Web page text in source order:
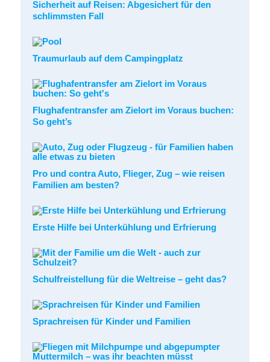
Sicherheit auf Reisen: Abgesichert für den
schlimmsten Fall
Traumurlaub auf dem Campingplatz
Flughafentransfer am Zielort im Voraus buchen:
So geht’s
Pro und contra Auto, Flieger, Zug – wie reisen
Familien am besten?
Erste Hilfe bei Unterkühlung und Erfrierung
Schulfreistellung für die Weltreise – geht das?
Sprachreisen für Kinder und Familien